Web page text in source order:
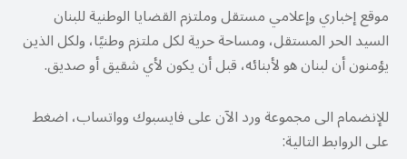
موقع إخباري وإعلامي مستقل وملتزم القضايا الوطنية للبنان
السيد الحر المستقل، ومساحة حرية لكل ملتزم وطنيًا، ولكل الذين
يؤمنون أن لبنان هو لأبنائه، قبل أن يكون لأي شقيق أو صديق.
للإنضمام الى مجموعة ورد الآن على فايسبوك وواتساب، اضغط
على الروابط التالية: